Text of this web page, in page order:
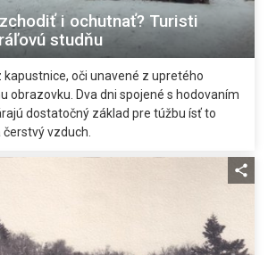
i ochutnať? Turisti
studňu
oči unavené z upretého
obrazovku. Dva dni spojené s hodovaním
dostatočný základ pre túžbu ísť to
vzduch.